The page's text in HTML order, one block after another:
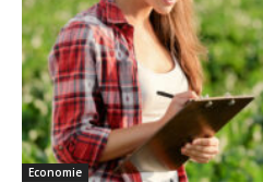
Economie